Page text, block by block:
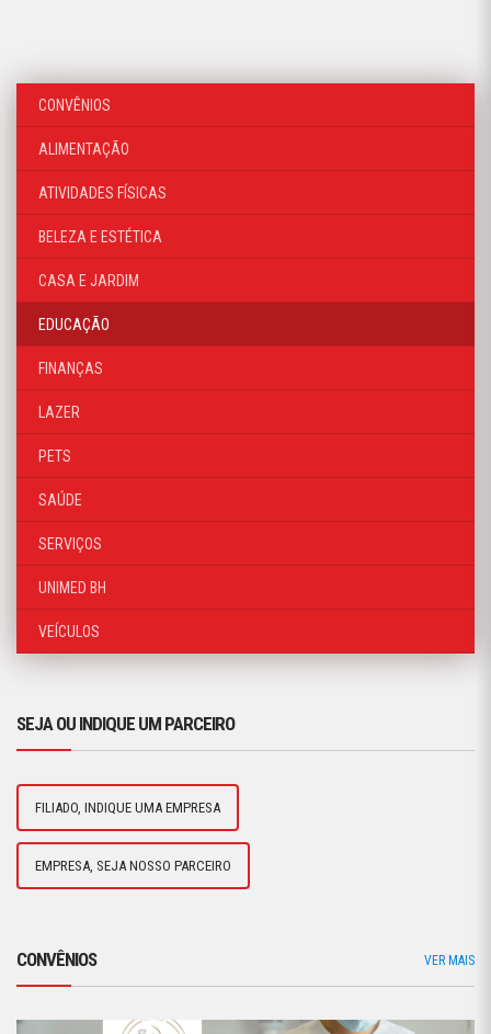
CONVÊNIOS
ALIMENTAÇÃO
ATIVIDADES FÍSICAS
BELEZA E ESTÉTICA
CASA E JARDIM
EDUCAÇÃO
FINANÇAS
LAZER
PETS
SAÚDE
SERVIÇOS
UNIMED BH
VEÍCULOS
SEJA OU INDIQUE UM PARCEIRO
FILIADO, INDIQUE UMA EMPRESA
EMPRESA, SEJA NOSSO PARCEIRO
CONVÊNIOS VER MAIS